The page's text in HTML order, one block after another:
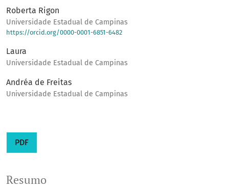
Roberta Rigon
Universidade Estadual de Campinas
https://orcid.org/0000-0001-6851-6482
Laura
Universidade Estadual de Campinas
Andréa de Freitas
Universidade Estadual de Campinas
PDF
Resumo